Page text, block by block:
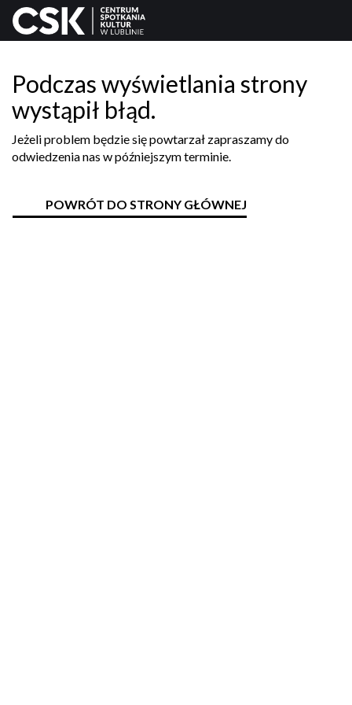
Podczas wyświetlania strony
wystąpił błąd.
Jeżeli problem będzie się powtarzał zapraszamy do
odwiedzenia nas w późniejszym terminie.
POWRÓT DO STRONY GŁÓWNEJ